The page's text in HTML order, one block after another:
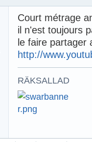
Court métrage
il n'est toujours
le faire partager
http://
RÄKSALLAD